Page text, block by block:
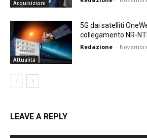
Acquisizioni
Attualità
5G dai satelliti
collegamento NR-
Redazione -
LEAVE A REPLY